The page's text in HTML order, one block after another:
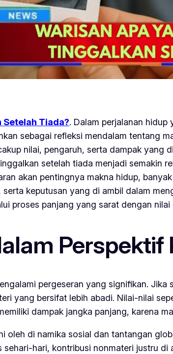
Setelah Tiada?. Dalam perjalanan
sebagai refleksi mendalam tentang
nilai, pengaruh, serta dampak yang
setelah tiada menjadi semakin
akan pentingnya makna hidup,
keputusan yang di ambil dalam
proses panjang yang sarat dengan
pergeseran yang signifikan.
yang bersifat lebih abadi. Nilai-nilai
dampak jangka panjang, karena
oleh di namika sosial dan tantangan
hari, kontribusi nonmateri justru